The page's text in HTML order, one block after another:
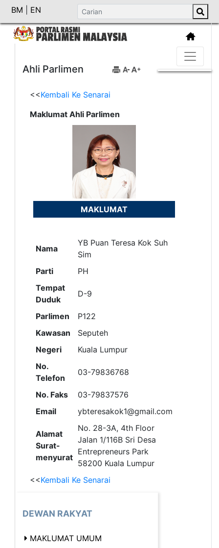
BM EN
Ahli Parlimen
<<Kembali Ke Senarai
Maklumat Ahli Parlimen
MAKLUMAT
Nama
YB Puan Teresa Kok Suh
Sim
Parti
PH
Tempat
Duduk
D-9
Parlimen
P122
Kawasan
Seputeh
Negeri
Kuala Lumpur
No.
Telefon
03-79836768
No. Faks
03-79837576
Email
ybteresakok1@gmail.com
Alamat
Surat-
menyurat
No. 28-3A, 4th Floor
Jalan 1/116B Sri Desa
Entrepreneurs Park
58200 Kuala Lumpur
<<Kembali Ke Senarai
DEWAN RAKYAT
MAKLUMAT UMUM